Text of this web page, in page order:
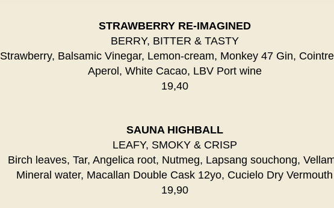
STRAWBERRY RE-IMAGINED
BERRY, BITTER & TASTY
Strawberry, Balsamic Vinegar, Lemon-cream, Monkey 47 Gin,
Aperol, White Cacao, LBV Port wine
19,40
SAUNA HIGHBALL
LEAFY, SMOKY & CRISP
Birch leaves, Tar, Angelica root, Nutmeg, Lapsang souchong,
Mineral water, Macallan Double Cask 12yo, Cucielo Dry Vermouth
19,90